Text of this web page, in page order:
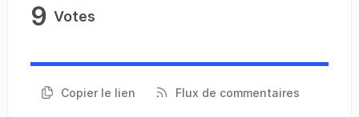
9 Votes
Copier le lien Flux de commentaires